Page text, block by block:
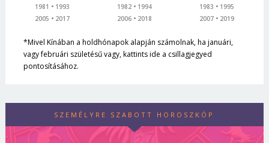
1981
1993
2005
2017
1982
1994
2006
2018
1983
1995
2007
2019
*Mivel Kínában a holdhónapok alapján számolnak, ha januári,
vagy februári születésű vagy, kattints ide a csillagjegyed
pontosításához.
SZEMÉLYRE SZABOTT HOROSZKÓP